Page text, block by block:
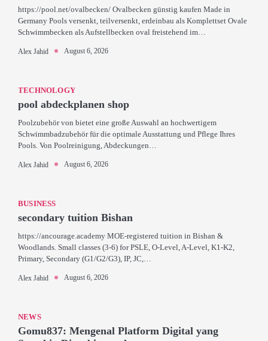
https://pool.net/ovalbecken/ Ovalbecken günstig kaufen Made in
Germany Pools versenkt, teilversenkt, erdeinbau als Komplettset Ovale
Schwimmbecken als Aufstellbecken oval freistehend im…
Alex Jahid August 6, 2026
TECHNOLOGY
pool abdeckplanen shop
Poolzubehör von bietet eine große Auswahl an hochwertigem
Schwimmbadzubehör für die optimale Ausstattung und Pflege Ihres
Pools. Von Poolreinigung, Abdeckungen…
Alex Jahid August 6, 2026
BUSINESS
secondary tuition Bishan
https://ancourage.academy MOE-registered tuition in Bishan &
Woodlands. Small classes (3-6) for PSLE, O-Level, A-Level, K1-K2,
Primary, Secondary (G1/G2/G3), IP, JC,…
Alex Jahid August 6, 2026
NEWS
Gomu837: Mengenal Platform Digital yang